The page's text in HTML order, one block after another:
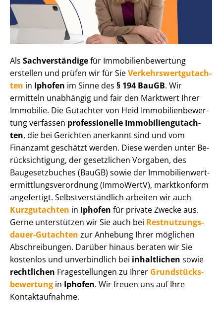
Als Sachverständigefür Im­mo­bi­li­en­be­wer­tung
erstellen und prüfen wir für SieVer­kehrs­wert­gut­ach­
ten in Iphofen im Sinne des § 194 BauGB. Wir
ermitteln unabhängig und fair den Marktwert Ihrer
Immobilie. Die Gutachter von Heid Im­mo­bi­li­en­be­wer­
tung verfassen professionelle Im­mo­bi­li­en­gut­ach­
ten, die bei Gerichten anerkannt sind und vom
Finanzamt geschätzt werden. Diese werden unter Be­
rück­sich­ti­gung, der gesetzlichen Vorgaben, des
Baugesetzbuches (BauGB) sowie der Im­mo­bi­li­en­wert­
ermitt­lungs­ver­ord­nung (ImmoWertV), marktkonform
angefertigt. Selbst­ver­ständ­lich arbeiten wir auch
Kurzgutachten in Iphofen für private Zwecke aus.
Gerne unterstützen wir Sie auch bei Rest­nut­zungs­
dau­er-Gutachten zur Anhebung Ihrer möglichen
Abschreibungen. Darüber hinaus beraten wir Sie
kostenlos und unverbindlich bei inhaltlichen sowie
rechtlichen Fragestellungen zu Ihrer Grund­stücks­
be­wer­tung in Iphofen. Wir freuen uns auf Ihre
Kontaktaufnahme.